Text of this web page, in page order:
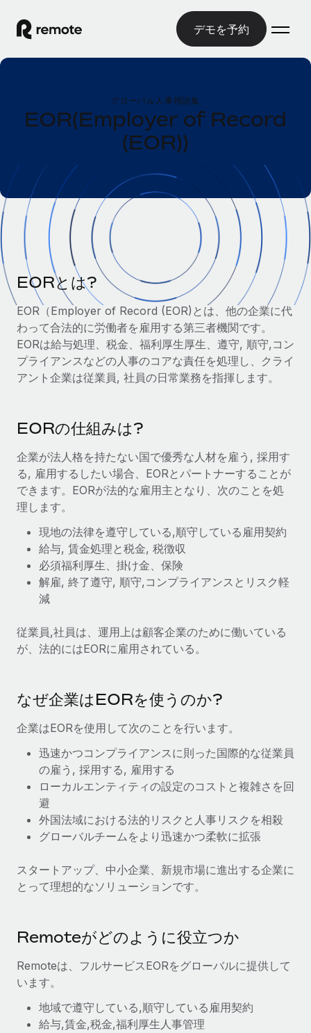
デモを予約
グローバル給与処理
コンプライアンス対応の給与処理を手軽に
Employer of Record（EOR）
グローバル展開をコストをかけずに実現
Contractor of Record
世界中の契約社員と法令を遵守して契約
契約社員管理
世界中の契約社員をオンボーディングし、管理
PEO
複雑な雇用関連業務を外部委託
Remote統合
プラットフォーム
チームのための人事の基本機能を内蔵
当社のMCPを使用して、あらゆるAIツールをRemoteに接続
統合
基本的なビジネスツールを活用して業務プロセスを効率化す
サービス
候補者の選考プロセスをシンプルに
Compliance Watchtower
コンプライアンスリスクを先回りして対応
デバイス管理
ITデバイスを世界規模で提供・管理
法令順守した法人をスピーディに設立
従業員の福利厚生を簡単に管理
各国の制度に対応
国別ガイド
/国別のグローバル雇用支援を検索する
米国州エクスプローラー
米国の各州において採用プロセスを簡素化する
Remoteを他社と比較
他社と比較した、当社の強みを確認する
成長の段階
スタートアップ
ミッドマーケット
カスタマイズされた人事ソリューションでチームを拡大する
企業
大企業向けのグローバルHR
パートナーに登録
戦略的テクノロジーパートナー
グローバルな人事機能を柔軟に自社プラットフォームへ統合
当社とのパートナーシップの可能性を検討する
Remote Build 近日リリース予定
Reverse Tech、契約社員管理と給与処理でRemote
と戦略的提携
Reverse Techの概要 健康とウェルネスのスタートアップである
Reverse...
詳細を見る
AIのパイオニアであるWeaviateは、Remoteを使
い、どのようにしてワークフォースを120%に増やした
Weaviateの概要...
リソース
ツールと計算ツール
誤分類リスク判定ツール
国別に従業員の誤分類リスクを確認する
従業員コスト計算ツール
各国の総従業員コストを計算する
契約社員の報酬計算ツール
グローバルな契約社員向けに、通貨オプションと支払スピー
ドを確認する
リサーチおよびガイド
活用事例
HR用語集
チェックリストおよびテンプレート
職務内容ライブラリ
ウェビナー
イベント
給与・人材情報
サポートを依頼する
すべてのリソースを表示する
ブログ
グローバル給与処理
EORおよびPEO
税務
ブログ
よびContractor Management Plus（契約社員管理
プラス）
価格
日本語
English
Nederlands
Français
Italiano
Português (Portugal)
日本語
한국어
中文（简体）
ログイン
グローバル人事用語集
EOR(Employer of Record
(EOR))
EORとは?
EOR（Employer of Record (EOR)とは、他の企業に代
わって合法的に労働者を雇用する第三者機関です。
EORは給与処理、税金、福利厚生厚生、遵守, 順守,コン
プライアンスなどの人事のコアな責任を処理し、クライ
アント企業は従業員, 社員の日常業務を指揮します。
EORの仕組みは?
企業が法人格を持たない国で優秀な人材を雇う, 採用す
る, 雇用するしたい場合、EORとパートナーすることが
できます。EORが法的な雇用主となり、次のことを処
理します。
現地の法律を遵守している,順守している雇用契約
給与, 賃金処理と税金, 税徴収
必須福利厚生、掛け金、保険
解雇, 終了遵守, 順守,コンプライアンスとリスク軽
減
従業員,社員は、運用上は顧客企業のために働いている
が、法的にはEORに雇用されている。
なぜ企業はEORを使うのか?
企業はEORを使用して次のことを行います。
迅速かつコンプライアンスに則った国際的な従業員
の雇う, 採用する, 雇用する
ローカルエンティティの設定のコストと複雑さを回
避
外国法域における法的リスクと人事リスクを相殺
グローバルチームをより迅速かつ柔軟に拡張
スタートアップ、中小企業、新規市場に進出する企業に
とって理想的なソリューションです。
Remoteがどのように役立つか
Remoteは、フルサービスEORをグローバルに提供して
います。
地域で遵守している,順守している雇用契約
給与,賃金,税金,福利厚生人事管理